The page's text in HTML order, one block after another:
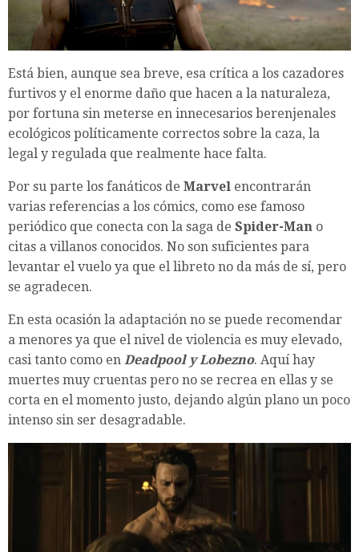
Está bien, aunque sea breve, esa crítica a los cazadores
furtivos y el enorme daño que hacen a la naturaleza,
por fortuna sin meterse en innecesarios berenjenales
ecológicos políticamente correctos sobre la caza, la
legal y regulada que realmente hace falta.
Por su parte los fanáticos de Marvel encontrarán
varias referencias a los cómics, como ese famoso
periódico que conecta con la saga de Spider-Man o
citas a villanos conocidos. No son suficientes para
levantar el vuelo ya que el libreto no da más de sí, pero
se agradecen.
En esta ocasión la adaptación no se puede recomendar
a menores ya que el nivel de violencia es muy elevado,
casi tanto como en Deadpool y Lobezno. Aquí hay
muertes muy cruentas pero no se recrea en ellas y se
corta en el momento justo, dejando algún plano un poco
intenso sin ser desagradable.